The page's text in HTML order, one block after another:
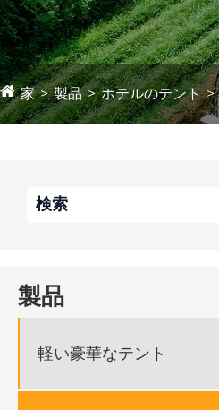
家 製品 ホテルのテント
製品
軽い豪華なテント